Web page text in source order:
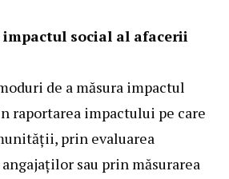
impactul social al afacerii
de a măsura impactul
raportarea impactului pe care
prin evaluarea
sau prin măsurarea